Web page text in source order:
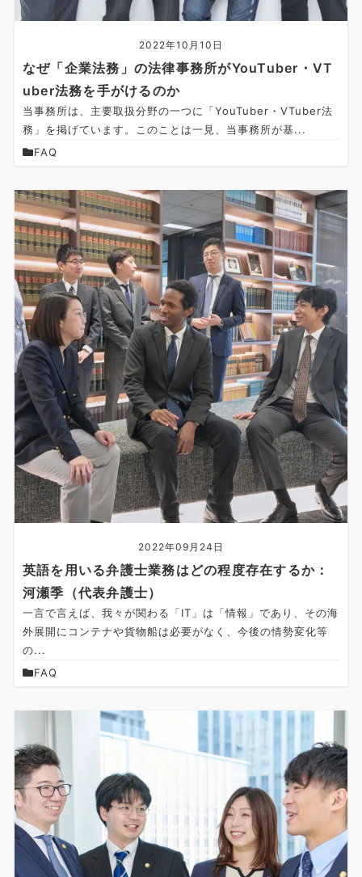
2022年10月10日
なぜ「企業法務」の法律事務所がYouTuber・VT
uber法務を手がけるのか
当事務所は、主要取扱分野の一つに「YouTuber・VTuber法
務」を掲げています。このことは一見、当事務所が基...
FAQ
2022年09月24日
英語を用いる弁護士業務はどの程度存在するか：
河瀬季（代表弁護士）
一言で言えば、我々が関わる「IT」は「情報」であり、その海
外展開にコンテナや貨物船は必要がなく、今後の情勢変化等
の...
FAQ